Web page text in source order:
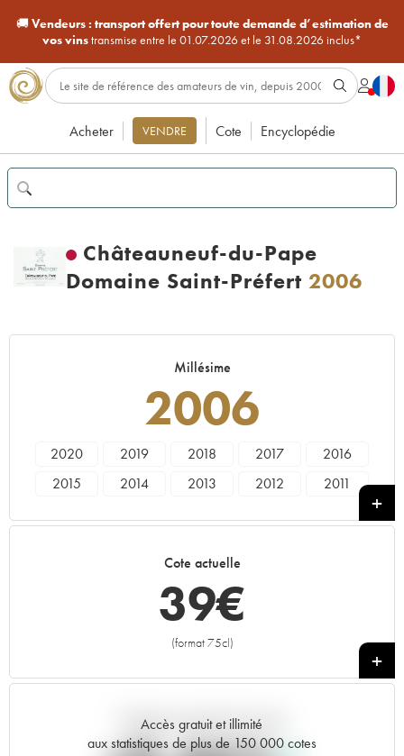
🚚Vendeurs : transport offert pour toute demande d’estimation de
vos vinstransmise entre le 01.07.2026 et le 31.08.2026 inclus*
Acheter VENDRE Cote Encyclopédie
Châteauneuf-du-Pape
Domaine Saint-Préfert 2006
Millésime
2006
2020 2019 2018 2017
2016
2015
2014 2013 2012
2011
1988
1979
Cote actuelle
39€
(format 75cl)
+
Accès gratuit et illimité
aux statistiques de plus de 150 000 cotes
Tendance actuelle de la cote